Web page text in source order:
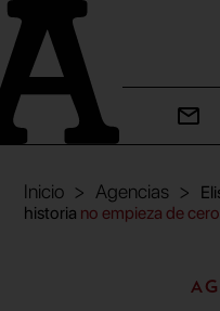
Inicio Agencias
historia no empieza de cero